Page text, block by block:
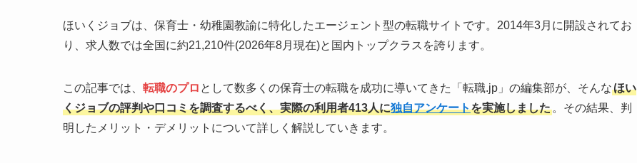
ほいくジョブは、保育士・幼稚園教諭に特化したエージェント型の転職サイトです。2014年3月に開設されてお
り、求人数では全国に約21,210件(2026年8月現在)と国内トップクラスを誇ります。
この記事では、 転職のプロ として数多くの保育士の転職を成功に導いてきた「転職.jp」の編集部が、そんなほい
くジョブの評判や口コミを調査するべく、実際の利用者413人に独自アンケートを実施しました 。その結果、判
明したメリット・デメリットについて詳しく解説していきます。